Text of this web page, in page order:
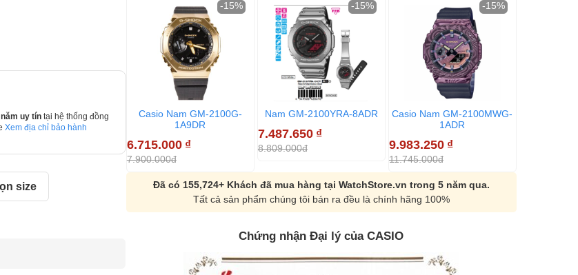
uy tín tại hệ thống đồng
Xem địa chỉ bảo hành
size
Casio Nam GM-2100G-
1A9DR
6.715.000 ₫
7.900.000đ
-15%
Nam GM-2100YRA-8ADR
7.487.650 ₫
8.809.000đ
-15%
Casio Nam GM-2100MWG-
1ADR
9.983.250 ₫
11.745.000đ
-15%
Đã có 155,724+ Khách đã mua hàng tại WatchStore.vn trong 5 năm qua.
Tất cả sản phẩm chúng tôi bán ra đều là chính hãng 100%
Chứng nhận Đại lý của CASIO